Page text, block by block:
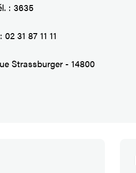
: 3635
02 31 87 11 11
Strassburger - 14800